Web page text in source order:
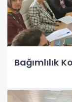
Bağımlılık